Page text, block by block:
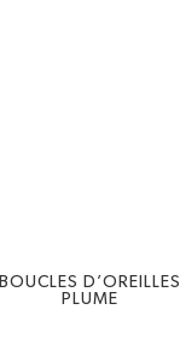
BOUCLES D’OREILLES
PLUME